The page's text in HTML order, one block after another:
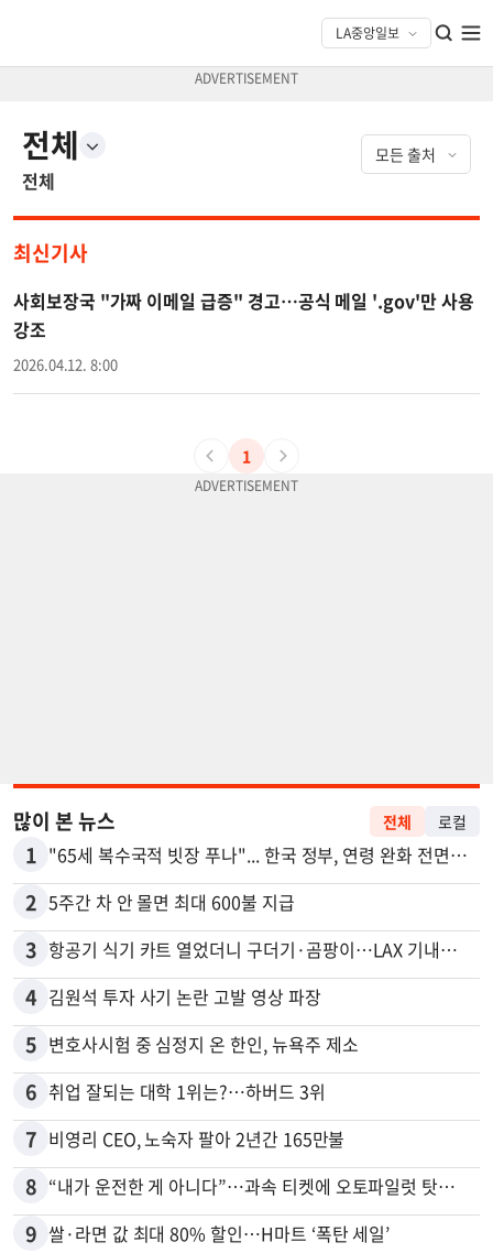
전체
전체
최신기사
사회보장국 "가짜 이메일 급증" 경고…공식 메일 '.gov'만 사용
강조
2026.04.12. 8:00
1
많이 본 뉴스 전체 로컬
1 "65세 복수국적 빗장 푸나"... 한국 정부, 연령 완화 전면 추진
2 5주간 차 안 몰면 최대 600불 지급
3 항공기 식기 카트 열었더니 구더기·곰팡이…LAX 기내식 업체 논란
4 김원석 투자 사기 논란 고발 영상 파장
5 변호사시험 중 심정지 온 한인, 뉴욕주 제소
6 취업 잘되는 대학 1위는?…하버드 3위
7 비영리 CEO, 노숙자 팔아 2년간 165만불
8 “내가 운전한 게 아니다”…과속 티켓에 오토파일럿 탓한 운전자
9 쌀·라면 값 최대 80% 할인…H마트 ‘폭탄 세일’